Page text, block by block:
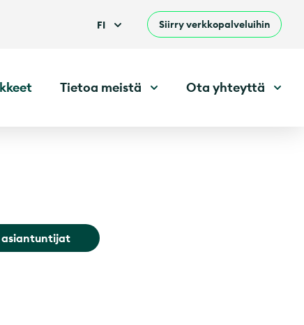
FI Siirry verkkopalveluihin
Tietoa meistä Ota yhteyttä